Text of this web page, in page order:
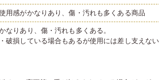
用感がかなりあり、傷・汚れも多くある商品
なりあり、傷・汚れも多くある。
破損している場合もあるが使用には差し支えな